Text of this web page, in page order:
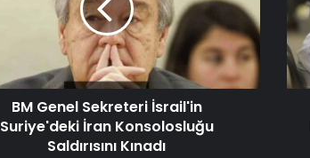
BM Genel Sekreteri İsrail'in
Suriye'deki İran Konsolosluğu
Saldırısını Kınadı